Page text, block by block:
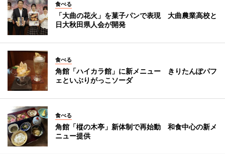
食べる
「大曲の花火」を菓子パンで表現 大曲農業高校と
日大秋田県人会が開発
食べる
角館「ハイカラ館」に新メニュー きりたんぽパフ
ェといぶりがっこソーダ
食べる
角館「樅の木亭」新体制で再始動 和食中心の新メ
ニュー提供